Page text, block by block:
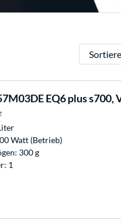
Sortieren
EQ6 plus s700,
Watt (Betrieb)
300 g
1